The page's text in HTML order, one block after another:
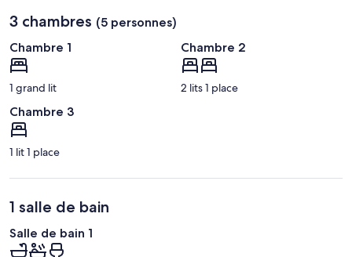
3 chambres (5 personnes)
Chambre 1
1 grand lit
Chambre 2
2 lits 1 place
Chambre 3
1 lit 1 place
1 salle de bain
Salle de bain 1